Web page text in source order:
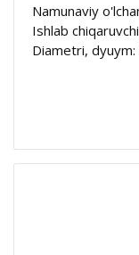
Namunaviy
Ishlab
Diametri, dyuym: